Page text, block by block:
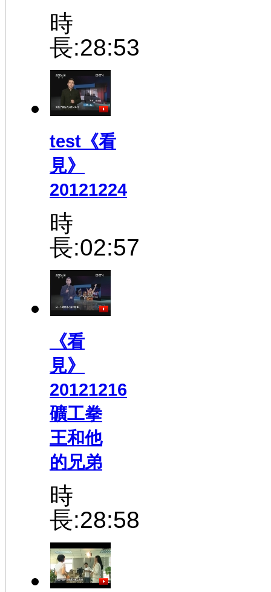
時
長:28:53
test《看
見》
20121224
時
長:02:57
《看
見》
20121216
礦工拳
王和他
的兄弟
時
長:28:58